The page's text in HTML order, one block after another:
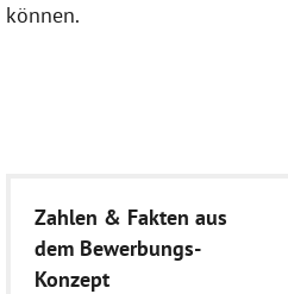
können.
Zahlen & Fakten aus
dem Bewerbungs-
Konzept